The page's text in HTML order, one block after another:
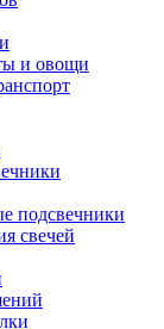
и овощи
подсвечники
свечей